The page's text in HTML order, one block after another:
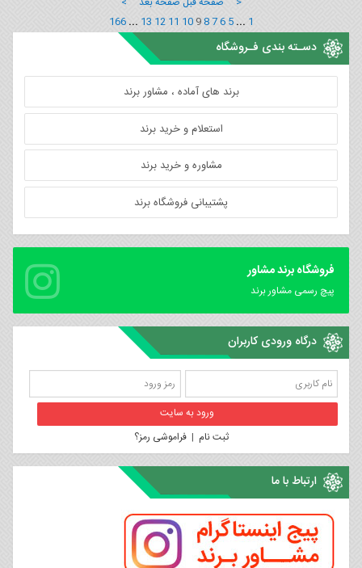
1
...
5
6
7
8
9
10
11
12
13
...
166
دسـته بندی فـروشگاه
برند های آماده ، مشاور برند
استعلام و خرید برند
مشاوره و خرید برند
پشتیبانی فروشگاه برند
فروشگاه برند مشاور
پیچ رسمی مشاور برند
درگاه ورودی کاربران
ثبت نام |فراموشی رمز؟
ارتباط با ما